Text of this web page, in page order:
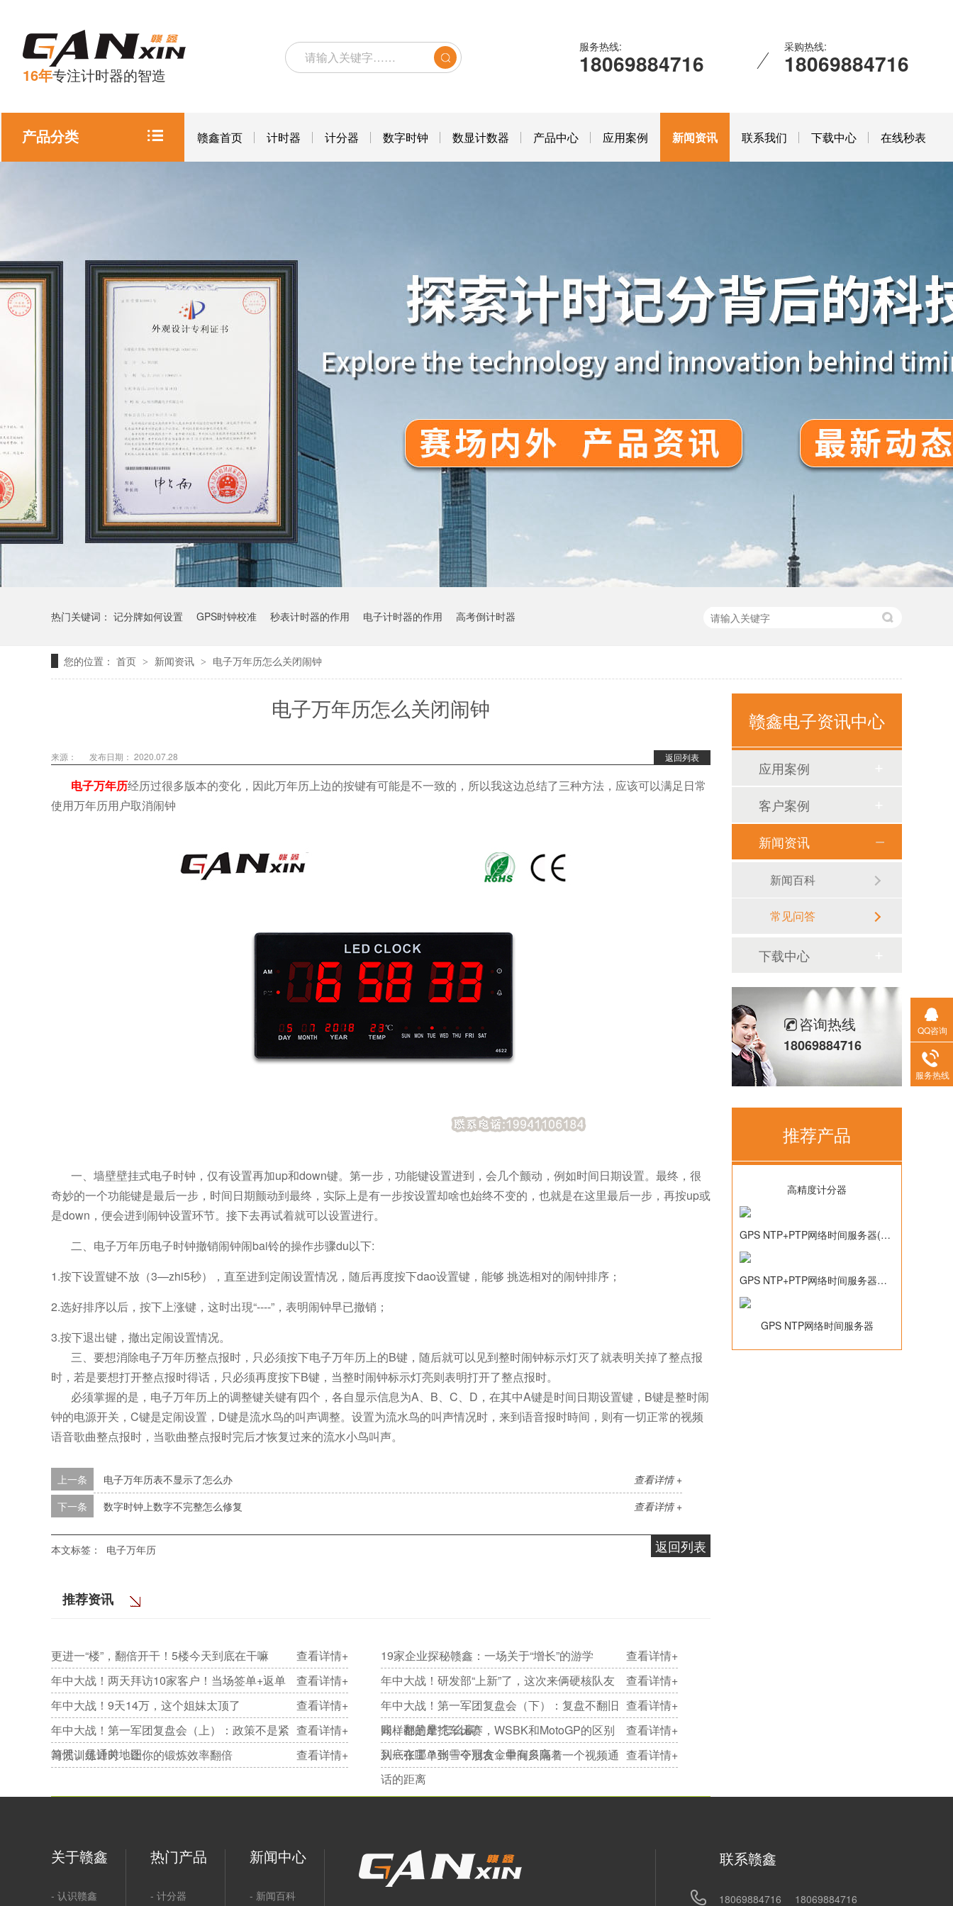
16年专注计时器的智造
服务热线:
18069884716
采购热线:
18069884716
产品分类 赣鑫首页 计时器 计分器 数字时钟 数显计数器 产品中心 应用案例 新闻资讯 联系我们 下载中心 在线秒表
热门关键词： 记分牌如何设置 GPS时钟校准 秒表计时器的作用 电子计时器的作用 高考倒计时器
您的位置： 首页 > 新闻资讯 > 电子万年历怎么关闭闹钟
电子万年历怎么关闭闹钟
返回列表
来源： 发布日期： 2020.07.28
电子万年历经历过很多版本的变化，因此万年历上边的按键有可能是不一致的，所以我这边总结了三种方法，应该可以满足日常
使用万年历用户取消闹钟
一、墙壁壁挂式电子时钟，仅有设置再加up和down键。第一步，功能键设置进到，会几个颤动，例如时间日期设置。最终，很
奇妙的一个功能键是最后一步，时间日期颤动到最终，实际上是有一步按设置却啥也始终不变的，也就是在这里最后一步，再按up或
是down，便会进到闹钟设置环节。接下去再试着就可以设置进行。
二、 电子万年历电子时钟撤销闹钟闹bai铃的操作步骤du以下:
1.按下设置键不放（3—zhi5秒），直至进到定闹设置情况，随后再度按下dao设置键，能够 挑选相对的闹钟排序；
2.选好排序以后，按下上涨键，这时出現“----”，表明闹钟早已撤销；
3.按下退出键，撤出定闹设置情况。
三、 要想消除电子万年历整点报时，只必须按下电子万年历上的B键，随后就可以见到整时闹钟标示灯灭了就表明关掉了整点报
时，若是要想打开整点报时得话，只必须再度按下B键，当整时闹钟标示灯亮则表明打开了整点报时。
必须掌握的是，电子万年历上的调整键关键有四个，各自显示信息为A、B、C、D，在其中A键是时间日期设置键，B键是整时闹
钟的电源开关，C键是定闹设置，D键是流水鸟的叫声调整。设置为流水鸟的叫声情况时，来到语音报时時间，则有一切正常的视频
语音歌曲整点报时，当歌曲整点报时完后才恢复过来的流水小鸟叫声。
查看详情 +
上一条
电子万年历表不显示了怎么办
查看详情 +
下一条 数字时钟上数字不完整怎么修复
返回列表
本文标签： 电子万年历
推荐资讯
查看详情+
更进一“楼”，翻倍开干！5楼今天到底在干嘛 查看详情+
19家企业探秘赣鑫：一场关于“增长”的游学
查看详情+
年中大战！两天拜访10家客户！当场签单+返单 查看详情+
年中大战！研发部“上新”了，这次来俩硬核队友
查看详情+
年中大战！9天14万，这个姐妹太顶了 查看详情+
年中大战！第一军团复盘会（下）：复盘不翻旧
账，翻的是“怎么赢”
查看详情+
年中大战！第一军团复盘会（上）：政策不是紧
箍咒，是通关地图
查看详情+
同样都是摩托车比赛，WSBK和MotoGP的区别
到底在哪？张雪夺冠含金量有多高？
查看详情+
习惯训练计时，让你的锻炼效率翻倍 查看详情+
从一张工单到一个朋友，中间只隔着一个视频通
话的距离
赣鑫电子资讯中心
应用案例
客户案例
新闻资讯
新闻百科
常见问答
下载中心
咨询热线
18069884716
推荐产品
高精度计分器
GPS NTP+PTP网络时间服务器(TM2000B)
GPS NTP+PTP网络时间服务器，带10Mz参考频率输出(TM2500C)
GPS NTP网络时间服务器
关于赣鑫
认识赣鑫
热门产品
计分器
新闻中心
新闻百科
联系赣鑫
18069884716 18069884716
QQ咨询
服务热线